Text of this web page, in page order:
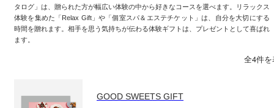
タログ」は、贈られた方が幅広い体験の中から好きなコースを選べます。リラックス
体験を集めた「Relax Gift」や「個室スパ＆エステチケット」は、自分を大切にする
時間を贈れます。相手を思う気持ちが伝わる体験ギフトは、プレゼントとして喜ばれ
ます。
全4件
GOOD SWEETS GIFT